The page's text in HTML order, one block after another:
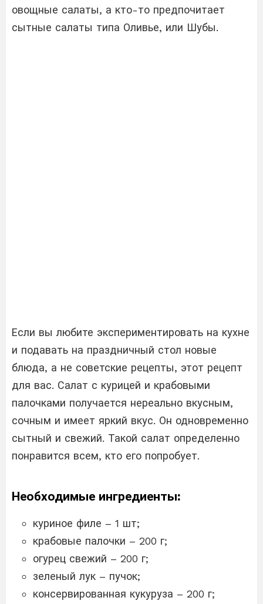
овощные салаты, а кто-то предпочитает
сытные салаты типа Оливье, или Шубы.
Если вы любите экспериментировать на кухне
и подавать на праздничный стол новые
блюда, а не советские рецепты, этот рецепт
для вас. Салат с курицей и крабовыми
палочками получается нереально вкусным,
сочным и имеет яркий вкус. Он одновременно
сытный и свежий. Такой салат определенно
понравится всем, кто его попробует.
Необходимые ингредиенты:
куриное филе – 1 шт;
крабовые палочки – 200 г;
огурец свежий – 200 г;
зеленый лук – пучок;
консервированная кукуруза – 200 г;